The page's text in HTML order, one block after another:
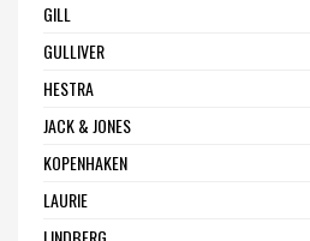
GILL
GULLIVER
HESTRA
JACK & JONES
KOPENHAKEN
LAURIE